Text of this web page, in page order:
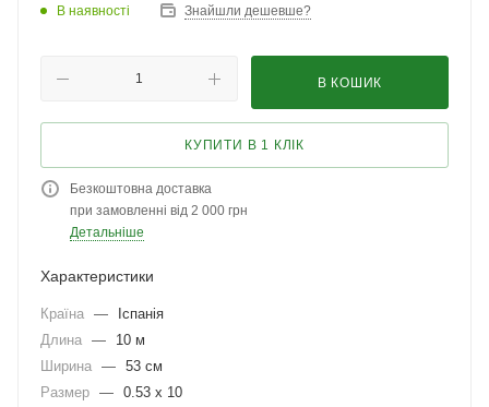
В наявності Знайшли дешевше?
В КОШИК
КУПИТИ В 1 КЛІК
Безкоштовна доставка
при замовленні від 2 000 грн
Детальніше
Характеристики
Країна —
Іспанія
Длина —
10 м
Ширина — 53 см
Размер — 0.53 x 10